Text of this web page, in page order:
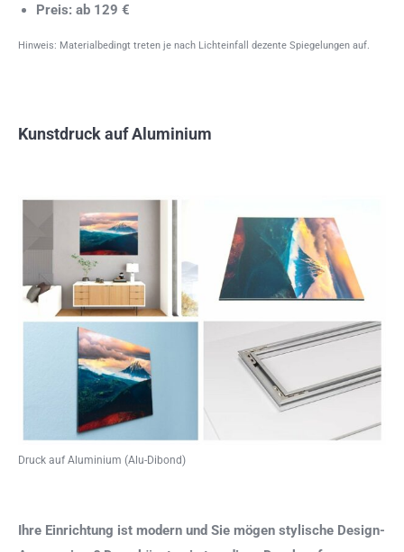
Preis: ab 129 €
Hinweis: Materialbedingt treten je nach Lichteinfall dezente Spiegelungen auf.
Kunstdruck auf Aluminium
Druck auf Aluminium (Alu-Dibond)
Ihre Einrichtung ist modern und Sie mögen stylische Design-